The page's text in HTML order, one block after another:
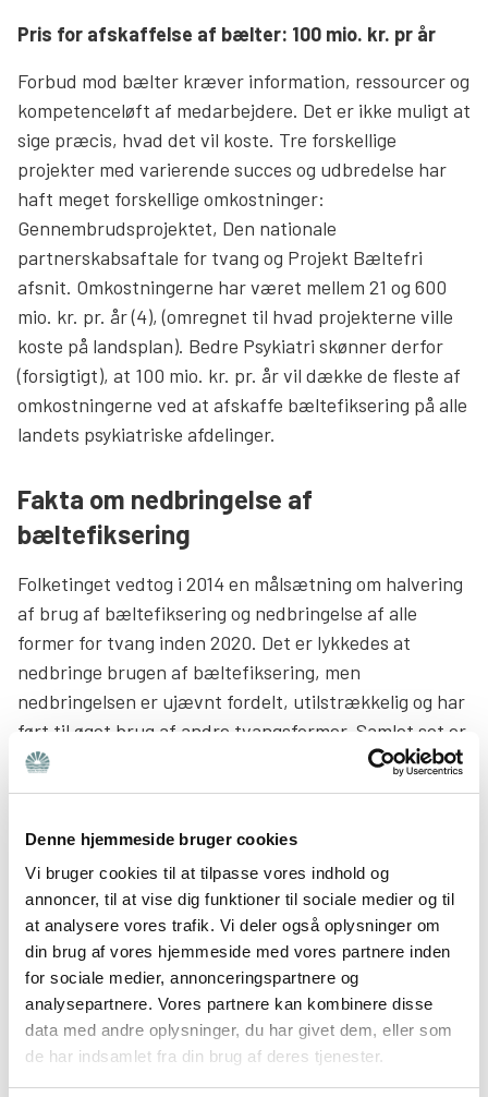
Denne hjemmeside bruger cookies
Vi bruger cookies til at tilpasse vores indhold og
annoncer, til at vise dig funktioner til sociale medier og til
at analysere vores trafik. Vi deler også oplysninger om
din brug af vores hjemmeside med vores partnere inden
for sociale medier, annonceringspartnere og
analysepartnere. Vores partnere kan kombinere disse
data med andre oplysninger, du har givet dem, eller som
de har indsamlet fra din brug af deres tjenester.
Pris for afskaffelse af bælter: 100 mio. kr. pr år
Forbud mod bælter kræver information, ressourcer og
kompetenceløft af medarbejdere. Det er ikke muligt at
sige præcis, hvad det vil koste. Tre forskellige
projekter med varierende succes og udbredelse har
haft meget forskellige omkostninger:
Gennembrudsprojektet, Den nationale
partnerskabsaftale for tvang og Projekt Bæltefri
afsnit. Omkostningerne har været mellem 21 og 600
mio. kr. pr. år (4), (omregnet til hvad projekterne ville
koste på landsplan). Bedre Psykiatri skønner derfor
(forsigtigt), at 100 mio. kr. pr. år vil dække de fleste af
omkostningerne ved at afskaffe bæltefiksering på alle
landets psykiatriske afdelinger.
Fakta om nedbringelse af
bæltefiksering
Folketinget vedtog i 2014 en målsætning om halvering
af brug af bæltefiksering og nedbringelse af alle
former for tvang inden 2020. Det er lykkedes at
nedbringe brugen af bæltefiksering, men
nedbringelsen er ujævnt fordelt, utilstrækkelig og har
ført til øget brug af andre tvangsformer. Samlet set er
brugen af tvang i psykiatrien ikke mindsket. I 2018
meddelte Sundhedsstyrelsen, at det ikke længere var
nedbringelse af tvang.(5)
Antal personer som bliver bæltefikseret
1.375 personer blev bæltefikseret samlet 3.690 gange i
2018. Både antallet af personer og antallet af
hændelser er faldet siden 2014. (NB: Tallene for 2019
dækker sidste halvdel af 2018 samt første halvdel af